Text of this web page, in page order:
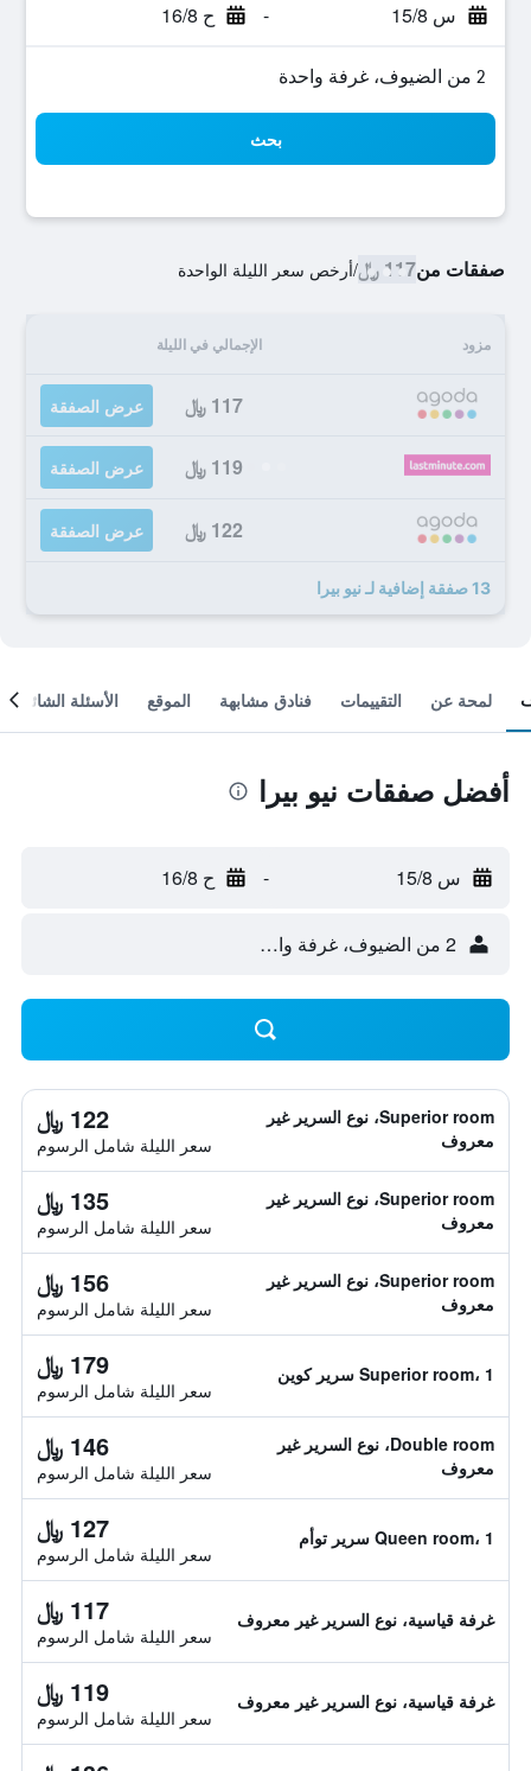
س 15/8 - ح 16/8
2 من الضيوف، غرفة واحدة
بحث
صفقات من117 ﷼ /أرخص سعر الليلة الواحدة
مزود الإجمالي في الليلة
117 ﷼ عرض الصفقة
119 ﷼ عرض الصفقة
122 ﷼ عرض الصفقة
13 صفقة إضافية لـ نيو بيرا
لمحة عن التقييمات فنادق مشابهة الموقع الأسئلة الشائعة
أفضل صفقات نيو بيرا
س 15/8 - ح 16/8
2 من الضيوف، غرفة واحدة
Superior room، نوع السرير غير
معروف
122 ﷼
سعر الليلة شامل الرسوم
Superior room، نوع السرير غير
معروف
135 ﷼
سعر الليلة شامل الرسوم
Superior room، نوع السرير غير
معروف
156 ﷼
سعر الليلة شامل الرسوم
Superior room، 1 سرير كوين 179 ﷼
سعر الليلة شامل الرسوم
Double room، نوع السرير غير
معروف
146 ﷼
سعر الليلة شامل الرسوم
Queen room، 1 سرير توأم 127 ﷼
سعر الليلة شامل الرسوم
غرفة قياسية، نوع السرير غير معروف 117 ﷼
سعر الليلة شامل الرسوم
غرفة قياسية، نوع السرير غير معروف 119 ﷼
سعر الليلة شامل الرسوم